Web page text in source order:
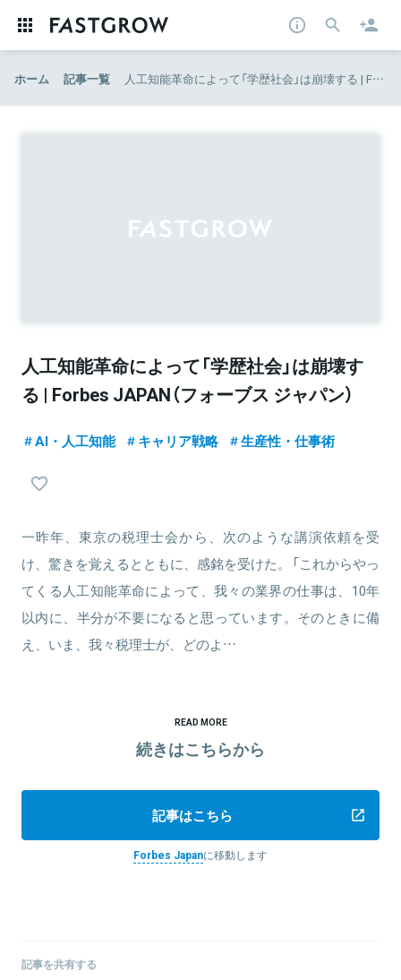
ホーム 記事一覧 人工知能革命によって「学歴社会」は崩壊する | Forbes JAPAN（フォーブス ジャパン）
人工知能革命によって「学歴社会」は崩壊す
る | Forbes JAPAN（フォーブス ジャパン）
AI・人工知能 キャリア戦略 生産性・仕事術
一昨年、東京の税理士会から、次のような講演依頼を受
け、驚きを覚えるとともに、感銘を受けた。「これからやっ
てくる人工知能革命によって、我々の業界の仕事は、10年
以内に、半分が不要になると思っています。そのときに備
え、いま、我々税理士が、どのよ…
READ MORE
続きはこちらから
記事はこちら
Forbes Japanに移動します
記事を共有する